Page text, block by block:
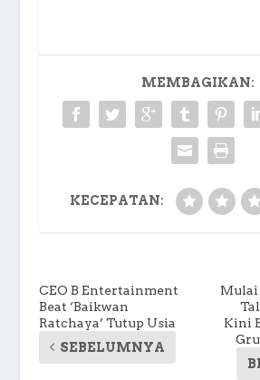
MEMBAGIKAN:
KECEPATAN:
CEO B Entertainment
Beat ‘Baikwan
Ratchaya’ Tutup Usia
SEBELUMNYA
Kini